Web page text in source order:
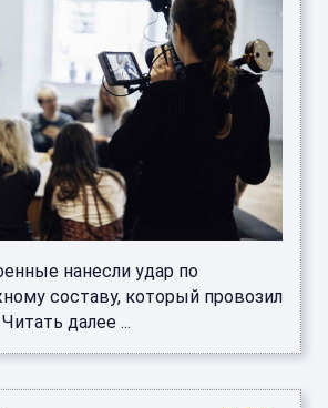
нанесли удар по
составу, который провозил
далее ...